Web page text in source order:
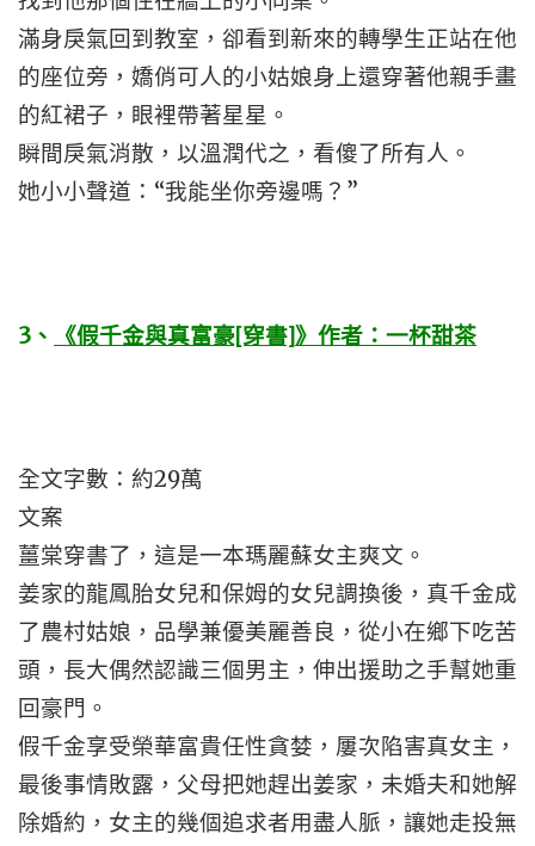
滿身戾氣回到教室，卻看到新來的轉學生正站在他
的座位旁，嬌俏可人的小姑娘身上還穿著他親手畫
的紅裙子，眼裡帶著星星。
瞬間戾氣消散，以溫潤代之，看傻了所有人。
她小小聲道：“我能坐你旁邊嗎？”
3 、 《假千金與真富豪[穿書]》作者：一杯甜茶
全文字數：約29萬
文案
薑棠穿書了，這是一本瑪麗蘇女主爽文。
姜家的龍鳳胎女兒和保姆的女兒調換後，真千金成
了農村姑娘，品學兼優美麗善良，從小在鄉下吃苦
頭，長大偶然認識三個男主，伸出援助之手幫她重
回豪門。
假千金享受榮華富貴任性貪婪，屢次陷害真女主，
最後事情敗露，父母把她趕出姜家，未婚夫和她解
除婚約，女主的幾個追求者用盡人脈，讓她走投無